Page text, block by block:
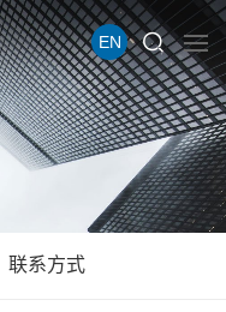
EN
联系方式